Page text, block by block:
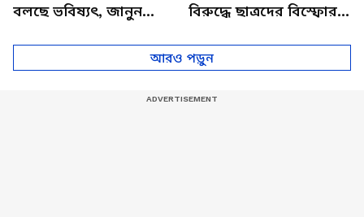
বলছে ভবিষ্যৎ, জানুন...
বিরুদ্ধে ছাত্রদের বিস্ফোরক
মিসিং
আরও পড়ুন